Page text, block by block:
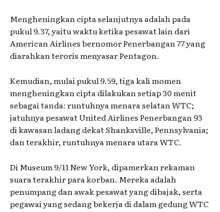
Mengheningkan cipta selanjutnya adalah pada
pukul 9.37, yaitu waktu ketika pesawat lain dari
American Airlines bernomor Penerbangan 77 yang
diarahkan teroris menyasar Pentagon.
Kemudian, mulai pukul 9.59, tiga kali momen
mengheningkan cipta dilakukan setiap 30 menit
sebagai tanda: runtuhnya menara selatan WTC;
jatuhnya pesawat United Airlines Penerbangan 93
di kawasan ladang dekat Shanksville, Pennsylvania;
dan terakhir, runtuhnya menara utara WTC.
Di Museum 9/11 New York, dipamerkan rekaman
suara terakhir para korban. Mereka adalah
penumpang dan awak pesawat yang dibajak, serta
pegawai yang sedang bekerja di dalam gedung WTC